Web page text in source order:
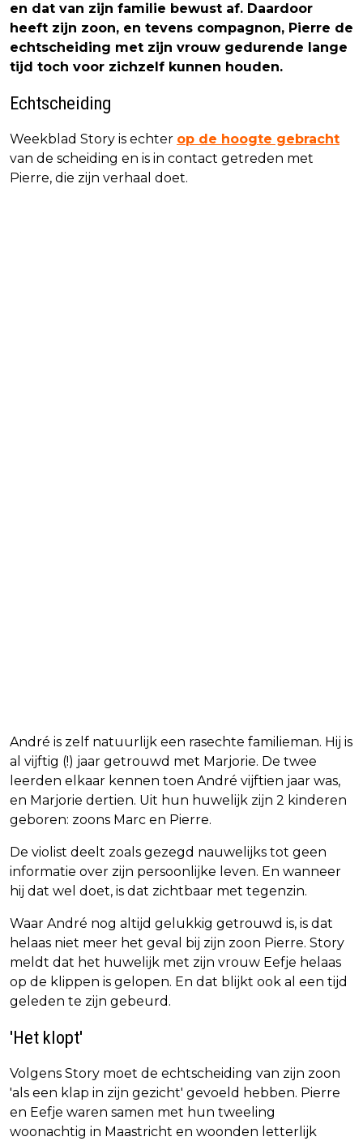
en dat van zijn familie bewust af. Daardoor
heeft zijn zoon, en tevens compagnon, Pierre de
echtscheiding met zijn vrouw gedurende lange
tijd toch voor zichzelf kunnen houden.
Echtscheiding
Weekblad Story is echter op de hoogte gebracht
van de scheiding en is in contact getreden met
Pierre, die zijn verhaal doet.
André is zelf natuurlijk een rasechte familieman. Hij is
al vijftig (!) jaar getrouwd met Marjorie. De twee
leerden elkaar kennen toen André vijftien jaar was,
en Marjorie dertien. Uit hun huwelijk zijn 2 kinderen
geboren: zoons Marc en Pierre.
De violist deelt zoals gezegd nauwelijks tot geen
informatie over zijn persoonlijke leven. En wanneer
hij dat wel doet, is dat zichtbaar met tegenzin.
Waar André nog altijd gelukkig getrouwd is, is dat
helaas niet meer het geval bij zijn zoon Pierre. Story
meldt dat het huwelijk met zijn vrouw Eefje helaas
op de klippen is gelopen. En dat blijkt ook al een tijd
geleden te zijn gebeurd.
'Het klopt'
Volgens Story moet de echtscheiding van zijn zoon
'als een klap in zijn gezicht' gevoeld hebben. Pierre
en Eefje waren samen met hun tweeling
woonachtig in Maastricht en woonden letterlijk